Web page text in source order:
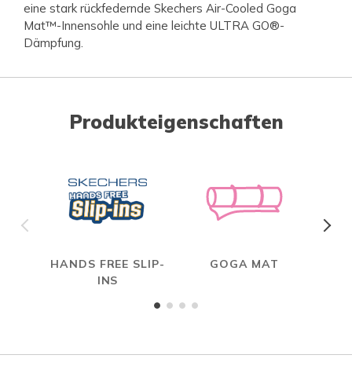
eine stark rückfedernde Skechers Air-Cooled Goga
Mat™-Innensohle und eine leichte ULTRA GO®-
Dämpfung.
Produkteigenschaften
HANDS FREE SLIP-
INS
GOGA MAT